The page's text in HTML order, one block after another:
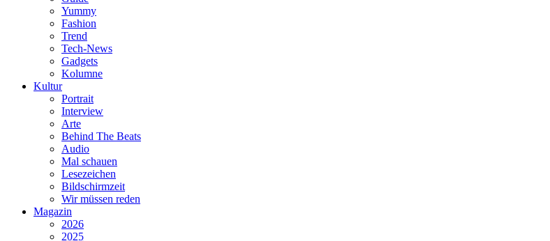
Yummy
Fashion
Trend
Tech-News
Gadgets
Kolumne
Kultur
Portrait
Interview
Arte
Behind The Beats
Audio
Mal schauen
Lesezeichen
Bildschirmzeit
Wir müssen reden
Magazin
2026
2025